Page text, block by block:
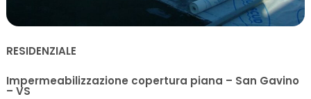
RESIDENZIALE
Impermeabilizzazione copertura piana – San Gavino
– VS